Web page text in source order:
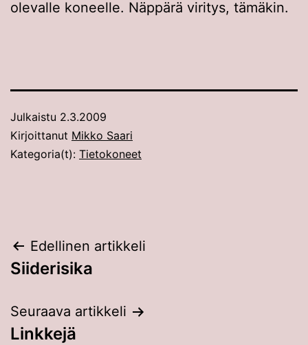
olevalle koneelle. Näppärä viritys, tämäkin.
Julkaistu 2.3.2009
Kirjoittanut Mikko Saari
Kategoria(t): Tietokoneet
Artikkelien
selaus
Edellinen artikkeli
Siiderisika
Seuraava artikkeli
Linkkejä